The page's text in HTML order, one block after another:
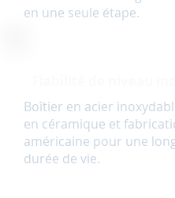
en une seule étape.
Boîtier en acier
en céramique et
américaine pour une
durée de vie.